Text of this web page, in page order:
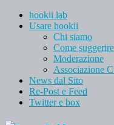
hookii lab
Usare hookii
Chi siamo
Come
Moderazione
Associazione
News dal Sito
Re-Post e Feed
Twitter e box